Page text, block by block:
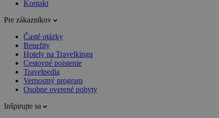
Kontakt
Pre zákazníkov
Časté otázky
Benefity
Hotely na Travelkingu
Cestovné poistenie
Travelpedia
Vernostný program
Osobne overené pobyty
Inšpirujte sa